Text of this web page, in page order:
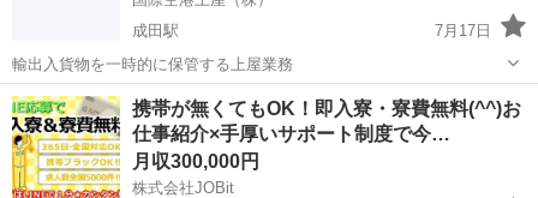
成田駅
7月17日
輸出入貨物を一時的に保管する上屋業務
千葉 成田市 成田駅 その他 業務
携帯が無くてもOK！即入寮・寮費無料(^^)お
仕事紹介×手厚いサポート制度で今…
月収300,000円
株式会社JOBit